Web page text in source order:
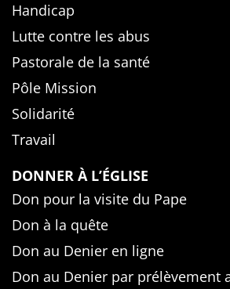
Handicap
Lutte contre les abus
Pastorale de la santé
Pôle Mission
Solidarité
Travail
DONNER À L’ÉGLISE
Don pour la visite du Pape
Don à la quête
Don au Denier en ligne
Don au Denier par prélèvement